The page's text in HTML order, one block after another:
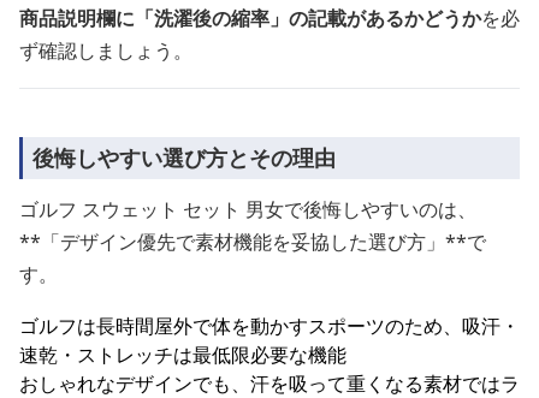
商品説明欄に「洗濯後の縮率」の記載があるかどうかを必
ず確認しましょう。
後悔しやすい選び方とその理由
ゴルフ スウェット セット 男女で後悔しやすいのは、
**「デザイン優先で素材機能を妥協した選び方」**で
す。
ゴルフは長時間屋外で体を動かすスポーツのため、吸汗・
速乾・ストレッチは最低限必要な機能
おしゃれなデザインでも、汗を吸って重くなる素材ではラ